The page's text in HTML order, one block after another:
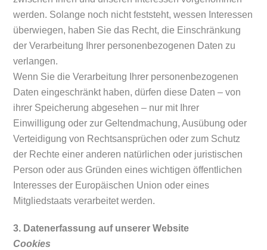
werden. Solange noch nicht feststeht, wessen Interessen
überwiegen, haben Sie das Recht, die Einschränkung
der Verarbeitung Ihrer personenbezogenen Daten zu
verlangen.
Wenn Sie die Verarbeitung Ihrer personenbezogenen
Daten eingeschränkt haben, dürfen diese Daten – von
ihrer Speicherung abgesehen – nur mit Ihrer
Einwilligung oder zur Geltendmachung, Ausübung oder
Verteidigung von Rechtsansprüchen oder zum Schutz
der Rechte einer anderen natürlichen oder juristischen
Person oder aus Gründen eines wichtigen öffentlichen
Interesses der Europäischen Union oder eines
Mitgliedstaats verarbeitet werden.
3. Datenerfassung auf unserer Website
Cookies